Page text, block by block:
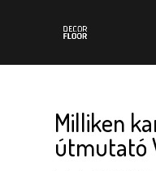
Milliken
útmutató